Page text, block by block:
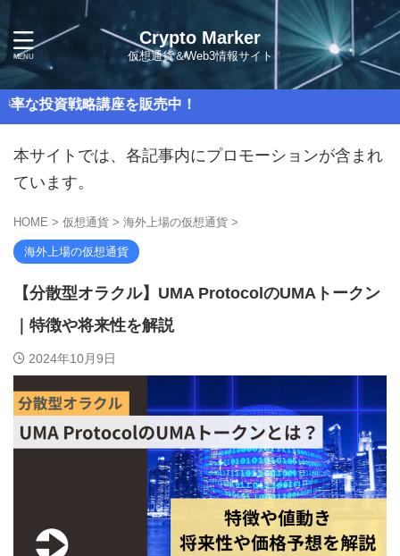
Crypto Marker
仮想通貨＆Web3情報サイト
略講座を販売中！
本サイトでは、各記事内にプロモーションが含まれ
ています。
HOME > 仮想通貨 > 海外上場の仮想通貨 >
海外上場の仮想通貨
【分散型オラクル】UMA ProtocolのUMAトークン
｜特徴や将来性を解説
2024年10月9日